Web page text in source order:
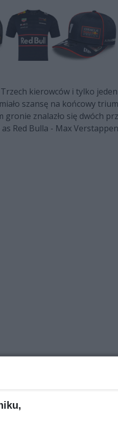
Trzech kierowców i tylko
szansę na końcowy
znalazło się dwóch
Red Bulla - Max